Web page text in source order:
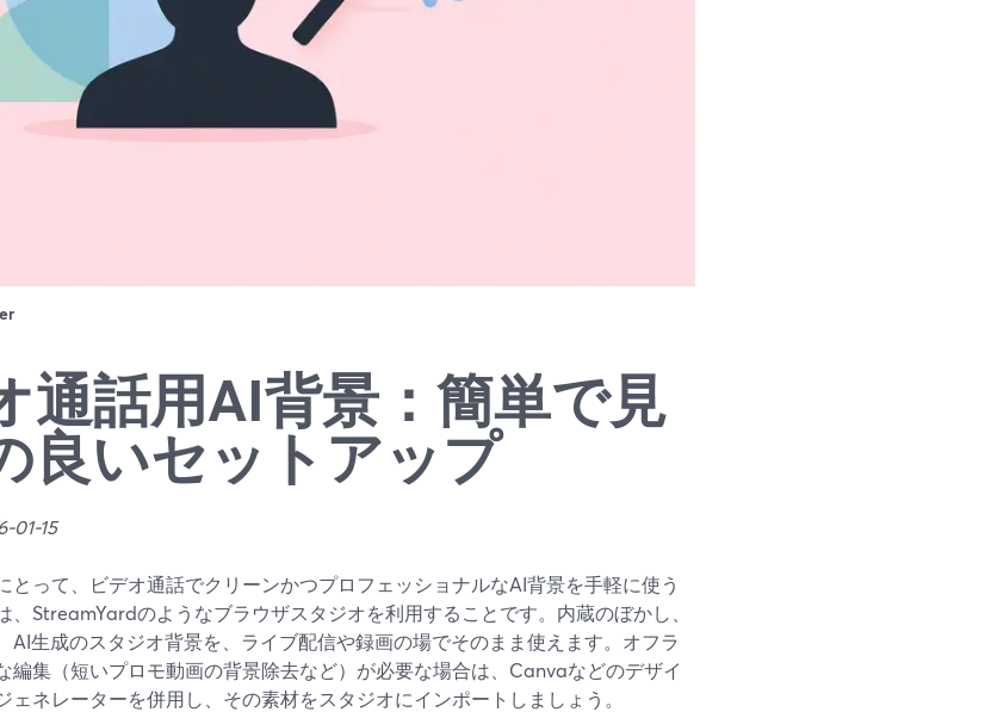
通話用AI背景：簡単で見
良いセットアップ
01-15
とって、ビデオ通話でクリーンかつプロフェッショナルなAI背景を手軽に使う
、StreamYardのようなブラウザスタジオを利用することです。内蔵のぼかし、
AI生成のスタジオ背景を、ライブ配信や録画の場でそのまま使えます。オフラ
編集（短いプロモ動画の背景除去など）が必要な場合は、Canvaなどのデザイ
ェネレーターを併用し、その素材をスタジオにインポートしましょう。